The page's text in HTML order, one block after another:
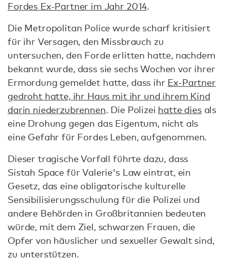
Fordes Ex-Partner im Jahr 2014.
Die Metropolitan Police wurde scharf kritisiert
für ihr Versagen, den Missbrauch zu
untersuchen, den Forde erlitten hatte, nachdem
bekannt wurde, dass sie sechs Wochen vor ihrer
Ermordung gemeldet hatte, dass ihr Ex-Partner
gedroht hatte, ihr Haus mit ihr und ihrem Kind
darin niederzubrennen. Die Polizei hatte diesals
eine Drohung gegen das Eigentum, nicht als
eine Gefahr für Fordes Leben, aufgenommen.
Dieser tragische Vorfall führte dazu, dass
Sistah Space für Valerie's Law eintrat, ein
Gesetz, das eine obligatorische kulturelle
Sensibilisierungsschulung für die Polizei und
andere Behörden in Großbritannien bedeuten
würde, mit dem Ziel, schwarzen Frauen, die
Opfer von häuslicher und sexueller Gewalt sind,
zu unterstützen.